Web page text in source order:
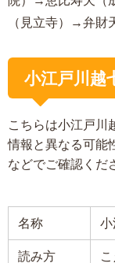
（見立寺）→弁財
小江戸川越
こちらは小江戸川
情報と異なる可能
などでご確認くだ
名称 小
読み方